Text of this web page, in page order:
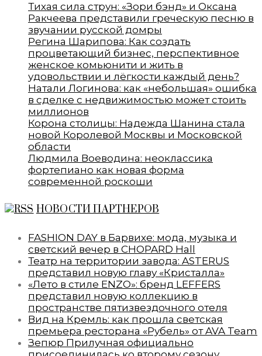
Тихая сила струн: «Зори бэнд» и Оксана
Ракчеева представили греческую песню в
звучании русской домры
Регина Шарипова: Как создать
процветающий бизнес, перспективное
женское комьюнити и жить в
удовольствии и лёгкости каждый день?
Натали Логинова: как «небольшая» ошибка
в сделке с недвижимостью может стоить
миллионов
Корона столицы: Надежда Шанина стала
новой Королевой Москвы и Московской
области
Людмила Воеводина: неоклассика
фортепиано как новая форма
современной роскоши
НОВОСТИ ПАРТНЕРОВ
FASHION DAY в Барвихе: мода, музыка и
светский вечер в CHOPARD Hall
Театр на территории завода: ASTERUS
представил новую главу «Кристалла»
«Лето в стиле ENZO»: бренд LEFFERS
представил новую коллекцию в
пространстве пятизвездочного отеля
Вид на Кремль: как прошла светская
премьера ресторана «Рубель» от AVA Team
Зепюр Прилучная официально